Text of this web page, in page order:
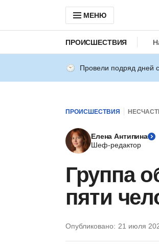
МЕНЮ
ПРОИСШЕСТВИЯ
Провели подряд дней
ПРОИСШЕСТВИЯ
Елена Антипина
Шеф-редактор
Группа
пяти
Опубликовано: 21 июля